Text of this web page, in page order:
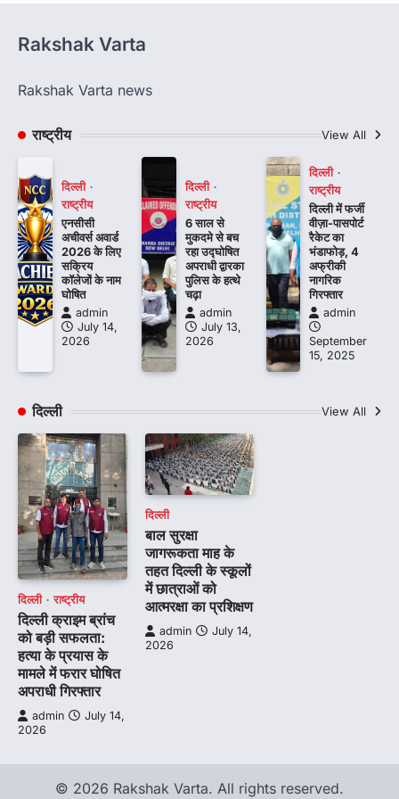
Rakshak Varta
Rakshak Varta news
राष्ट्रीय View All
दिल्ली
राष्ट्रीय
एनसीसी
अचीवर्स अवार्ड
2026 के लिए
सक्रिय
कॉलेजों के नाम
घोषित
admin
July 14,
2026
दिल्ली
राष्ट्रीय
6 साल से
मुकदमे से बच
रहा उद्घोषित
अपराधी द्वारका
पुलिस के हत्थे
चढ़ा
admin
July 13,
2026
दिल्ली
राष्ट्रीय
दिल्ली में फर्जी
वीज़ा-पासपोर्ट
रैकेट का
भंडाफोड़, 4
अफ्रीकी
नागरिक
गिरफ्तार
admin
September
15, 2025
दिल्ली View All
दिल्ली राष्ट्रीय
दिल्ली क्राइम ब्रांच
को बड़ी सफलता:
हत्या के प्रयास के
मामले में फरार घोषित
अपराधी गिरफ्तार
admin
July 14,
2026
दिल्ली
बाल सुरक्षा
जागरूकता माह के
तहत दिल्ली के स्कूलों
में छात्राओं को
आत्मरक्षा का प्रशिक्षण
admin
July 14,
2026
© 2026 Rakshak Varta. All rights reserved.